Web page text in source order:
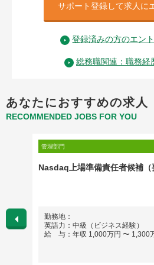
サポート登録して求人に
登録済みの方のエン
総務職関連：職務経
あなたにおすすめの求人
RECOMMENDED JOBS FOR YOU
管理部門
Nasdaq上場準備責任者候補（
勤務地：
英語力：中級（ビジネス経験）
給 与：年収 1,000万円 〜 1,300